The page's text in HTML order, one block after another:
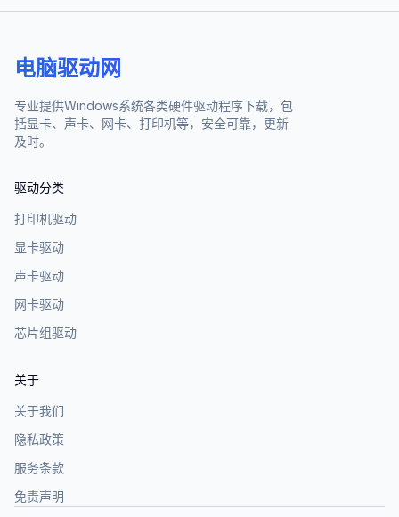
电脑驱动网
专业提供Windows系统各类硬件驱动程序下载，包
括显卡、声卡、网卡、打印机等，安全可靠，更新
及时。
驱动分类
打印机驱动
显卡驱动
声卡驱动
网卡驱动
芯片组驱动
关于
关于我们
隐私政策
服务条款
免责声明